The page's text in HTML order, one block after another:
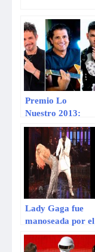
todos ustedes»
Premio Lo
Nuestro 2013:
varones lideran
nominaciones
Lady Gaga fue
manoseada por el
rapero R.Kelly.